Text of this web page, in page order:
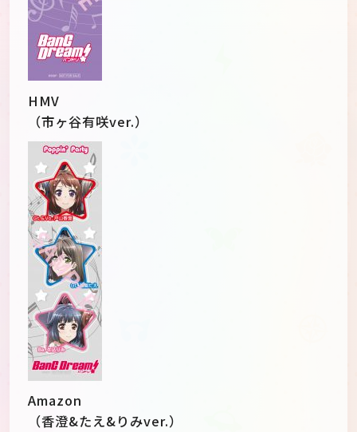
HMV
（市ヶ谷有咲ver.）
Amazon
（香澄&たえ&りみver.）